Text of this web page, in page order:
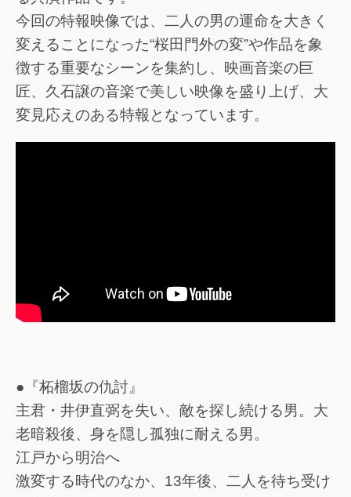
今回の特報映像では、二人の男の運命を大きく
変えることになった“桜田門外の変”や作品を象
徴する重要なシーンを集約し、映画音楽の巨
匠、久石譲の音楽で美しい映像を盛り上げ、大
変見応えのある特報となっています。
●『柘榴坂の仇討』
主君・井伊直弼を失い、敵を探し続ける男。大
老暗殺後、身を隠し孤独に耐える男。
江戸から明治へ
激変する時代のなか、13年後、二人を待ち受け